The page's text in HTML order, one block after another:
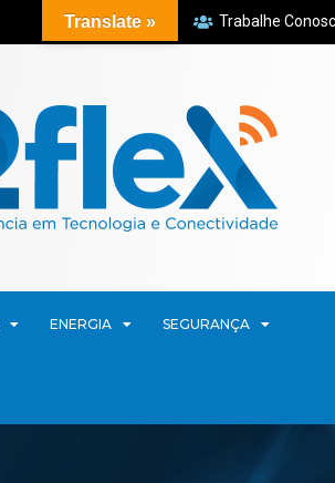
Trabalhe
ENERGIA SEGURANÇA
Translate »